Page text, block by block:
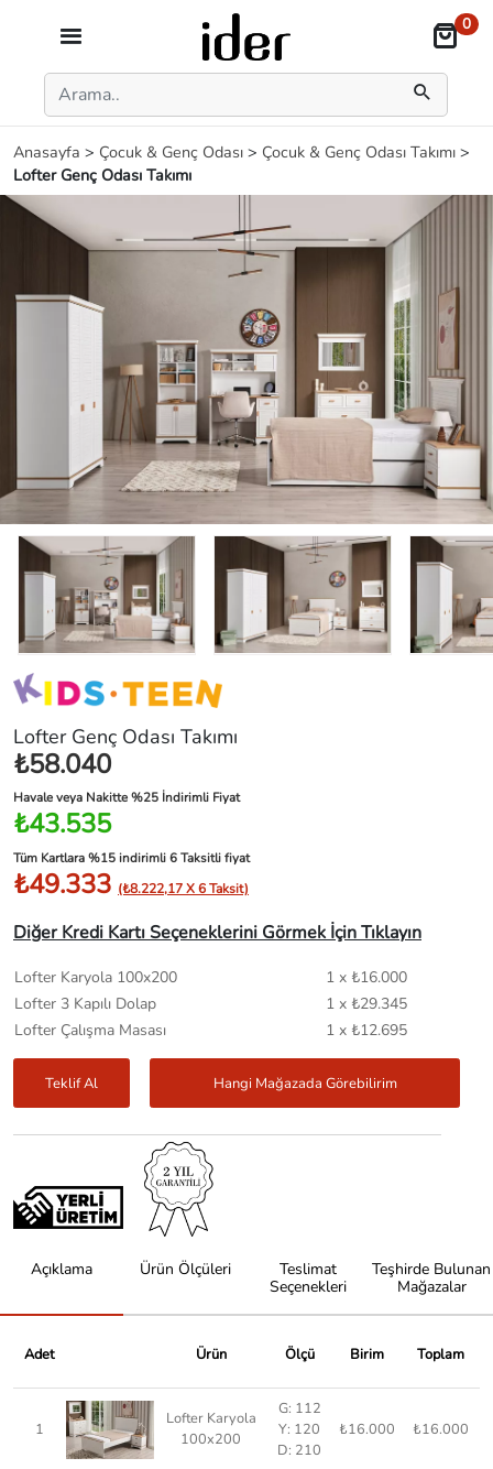
0
Anasayfa > Çocuk & Genç Odası > Çocuk & Genç Odası Takımı >
Lofter Genç Odası Takımı
Lofter Genç Odası Takımı
₺58.040
Havale veya Nakitte %25 İndirimli Fiyat
₺43.535
Tüm Kartlara %15 indirimli 6 Taksitli fiyat
₺49.333 (₺8.222,17 X 6 Taksit)
Diğer Kredi Kartı Seçeneklerini Görmek İçin Tıklayın
Lofter Karyola 100x200
1 x ₺16.000
Lofter 3 Kapılı Dolap
1 x ₺29.345
Lofter Çalışma Masası
1 x ₺12.695
Teklif Al Hangi Mağazada Görebilirim
Açıklama Ürün Ölçüleri
Teslimat
Seçenekleri
Teşhirde Bulunan
Mağazalar
Adet Ürün Ölçü Birim Toplam
1
Lofter Karyola
100x200
G: 112
Y: 120
D: 210
₺16.000 ₺16.000